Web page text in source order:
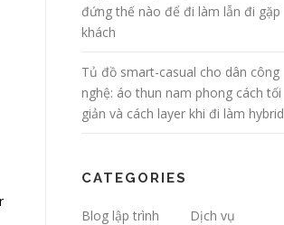
đứng thế nào để đi làm lẫn đi gặp
khách
Tủ đồ smart-casual cho dân công
nghệ: áo thun nam phong cách tối
giản và cách layer khi đi làm hybrid
CATEGORIES
Blog lập trình
Dịch vụ